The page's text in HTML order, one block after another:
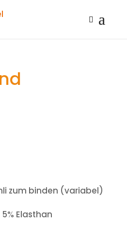
zum binden (variabel)
Elasthan